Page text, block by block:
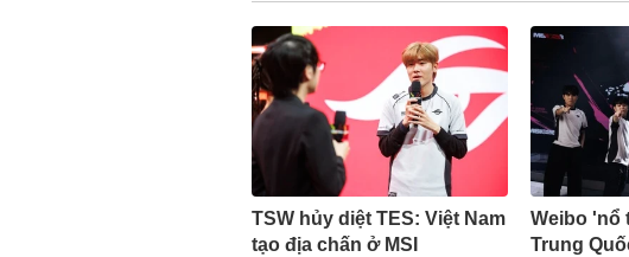
TSW hủy diệt TES: Việt Nam
tạo địa chấn ở MSI
Weibo 'nổ
Trung